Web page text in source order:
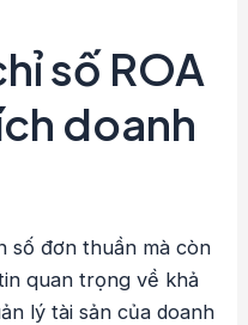
số ROA
doanh
số đơn thuần mà còn
quan trọng về khả
lý tài sản của doanh